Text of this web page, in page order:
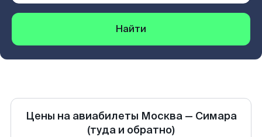
Найти
Цены на авиабилеты Москва— Симара
(туда и обратно)